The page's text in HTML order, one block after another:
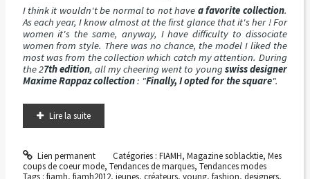
I think it wouldn't be normal to not have a favorite collection.
As each year, I know almost at the first glance that it's her ! For
women it's the same, anyway, I have difficulty to dissociate
women from style. There was no chance, the model I liked the
most was from the collection which catch my attention. During
the 27th edition, all my cheering went to youngswiss designer
Maxime Rappazcollection: "Finally, I opted for the square".
Lire la suite
Lien permanent Catégories : FIAMH, Magazine soblacktie, Mes
coups de coeur mode, Tendances de marques, Tendances modes